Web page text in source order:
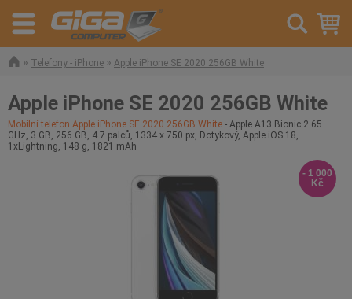
» Telefony - iPhone » Apple iPhone SE 2020 256GB White
Apple iPhone SE 2020 256GB White
Mobilní telefon Apple iPhone SE 2020 256GB White - Apple A13 Bionic 2.65
GHz, 3 GB, 256 GB, 4.7 palců, 1334 x 750 px, Dotykový, Apple iOS 18,
1xLightning, 148 g, 1821 mAh
- 1 000
Kč